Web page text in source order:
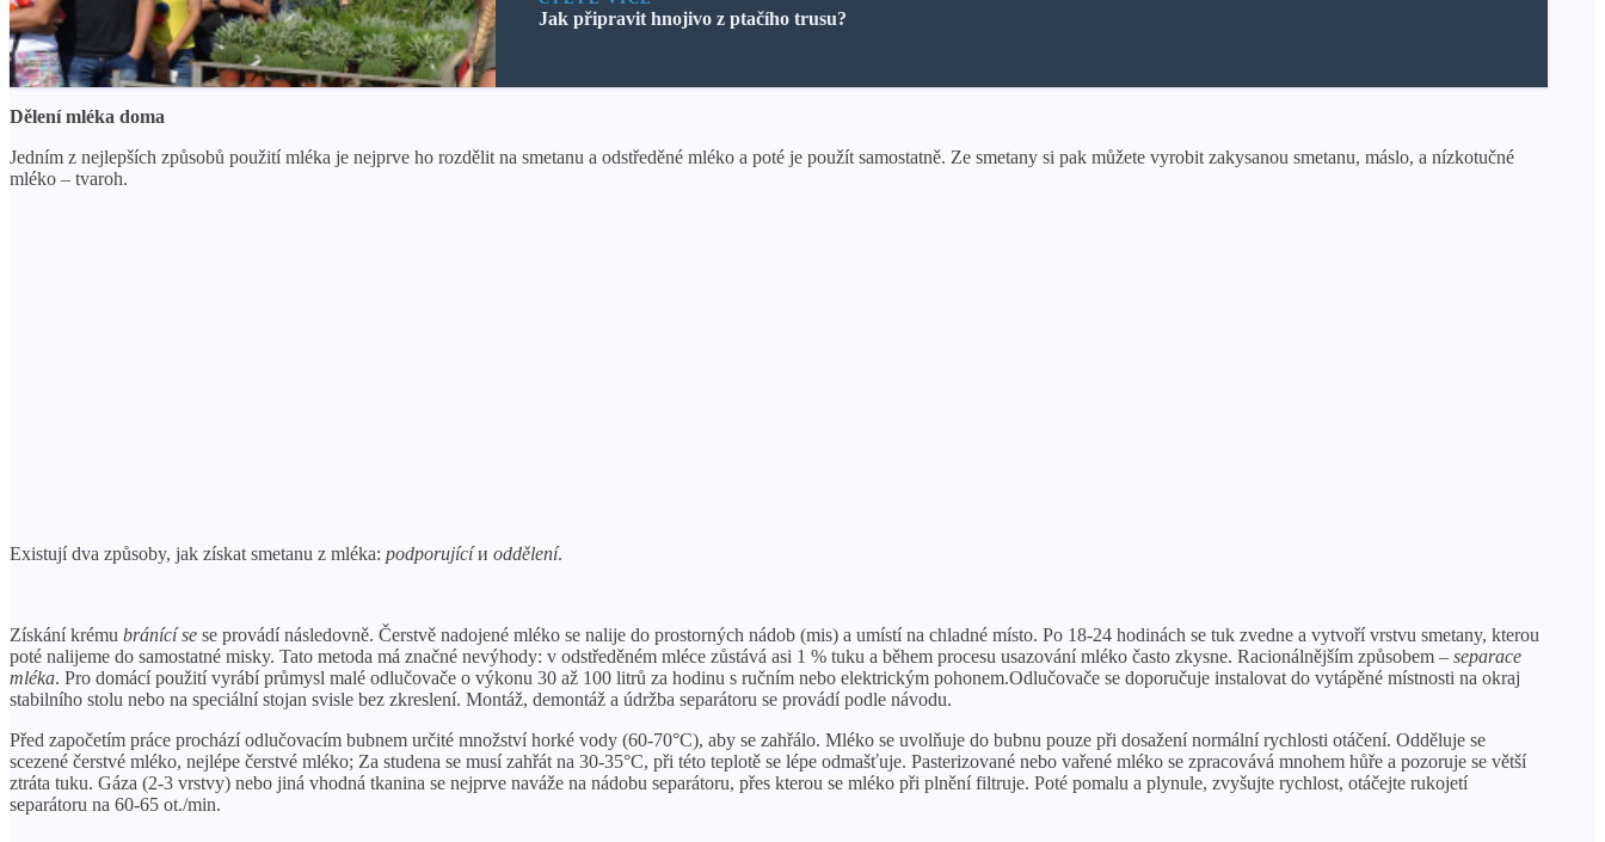
Jak připravit hnojivo z ptačího trusu?
Dělení mléka doma
Jedním z nejlepších způsobů použití mléka je nejprve ho rozdělit na smetanu a odstředěné mléko a poté je použít samostatně. Ze smetany si pak můžete vyrobit zakysanou smetanu, máslo, a nízkotučné
mléko – tvaroh.
Existují dva způsoby, jak získat smetanu z mléka: podporujícíи oddělení.
Získání krému bránící se se provádí následovně. Čerstvě nadojené mléko se nalije do prostorných nádob (mis) a umístí na chladné místo. Po 18-24 hodinách se tuk zvedne a vytvoří vrstvu smetany, kterou
poté nalijeme do samostatné misky. Tato metoda má značné nevýhody: v odstředěném mléce zůstává asi 1 % tuku a během procesu usazování mléko často zkysne. Racionálnějším způsobem – separace
mléka. Pro domácí použití vyrábí průmysl malé odlučovače o výkonu 30 až 100 litrů za hodinu s ručním nebo elektrickým pohonem.Odlučovače se doporučuje instalovat do vytápěné místnosti na okraj
stabilního stolu nebo na speciální stojan svisle bez zkreslení. Montáž, demontáž a údržba separátoru se provádí podle návodu.
Před započetím práce prochází odlučovacím bubnem určité množství horké vody (60-70°C), aby se zahřálo. Mléko se uvolňuje do bubnu pouze při dosažení normální rychlosti otáčení. Odděluje se
scezené čerstvé mléko, nejlépe čerstvé mléko; Za studena se musí zahřát na 30-35°C, při této teplotě se lépe odmašťuje. Pasterizované nebo vařené mléko se zpracovává mnohem hůře a pozoruje se větší
ztráta tuku. Gáza (2-3 vrstvy) nebo jiná vhodná tkanina se nejprve naváže na nádobu separátoru, přes kterou se mléko při plnění filtruje. Poté pomalu a plynule, zvyšujte rychlost, otáčejte rukojetí
separátoru na 60-65 ot./min.